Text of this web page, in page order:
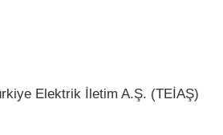
Elektrik İletim A.Ş. (TEİAŞ)